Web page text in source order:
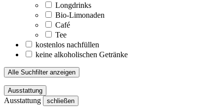
Longdrinks
Bio-Limonaden
Café
Tee
kostenlos nachfüllen
keine alkoholischen Getränke
Alle Suchfilter anzeigen
Ausstattung
Ausstattung schließen